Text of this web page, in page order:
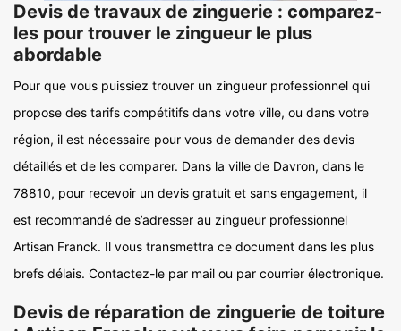
Devis de travaux de zinguerie : comparez-
les pour trouver le zingueur le plus
abordable
Pour que vous puissiez trouver un zingueur professionnel qui
propose des tarifs compétitifs dans votre ville, ou dans votre
région, il est nécessaire pour vous de demander des devis
détaillés et de les comparer. Dans la ville de Davron, dans le
78810, pour recevoir un devis gratuit et sans engagement, il
est recommandé de s’adresser au zingueur professionnel
Artisan Franck. Il vous transmettra ce document dans les plus
brefs délais. Contactez-le par mail ou par courrier électronique.
Devis de réparation de zinguerie de toiture